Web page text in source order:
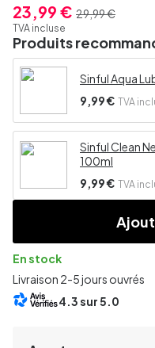
23,99 € 29,99 €
TVA incluse
Produits
Sinful Aqua
9,99 € TVA
Sinful Clean
100ml
9,99 € TVA
En stock
Livraison 2-5 jours ouvrés
4.3sur 5.0